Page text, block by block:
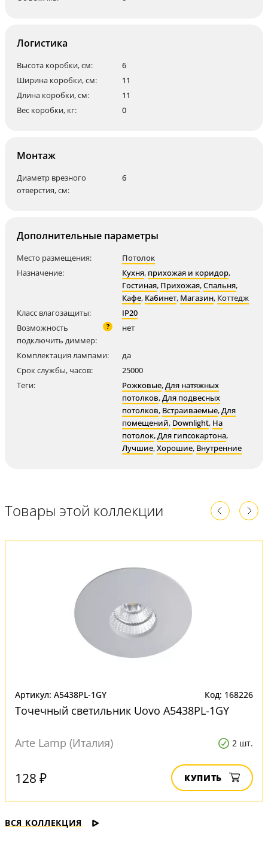
Логистика
Высота коробки, см:
6
Ширина коробки, см:
11
Длина коробки, см:
11
Вес коробки, кг:
0
Монтаж
Диаметр врезного
отверстия, см:
6
Дополнительные параметры
Место размещения:
Потолок
Назначение:
Кухня, прихожая и коридор,
Гостиная, Прихожая,Спальня,
Кафе, Кабинет, Магазин, Коттедж
Класс влагозащиты:
IP20
Возможность
подключить диммер:
? нет
Комплектация лампами:
да
Срок службы, часов:
25000
Теги:
Рожковые,Для натяжных
потолков,Для подвесных
потолков, Встраиваемые,Для
помещений, Downlight, На
потолок,Для гипсокартона,
Лучшие,Хорошие, Внутренние
Товары этой коллекции
Артикул: A5438PL-1GY Код: 168226
Точечный светильник Uovo A5438PL-1GY
Arte Lamp (Италия) 2 шт.
128 ₽ КУПИТЬ
ВСЯ КОЛЛЕКЦИЯ